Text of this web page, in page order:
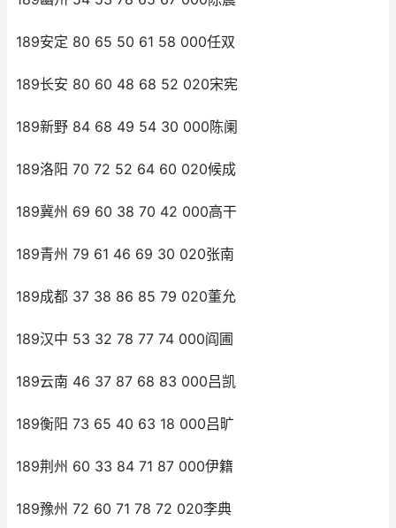
189安定 80 65 50 61 58 000任双
189长安 80 60 48 68 52 020宋宪
189新野 84 68 49 54 30 000陈阑
189洛阳 70 72 52 64 60 020候成
189冀州 69 60 38 70 42 000高干
189青州 79 61 46 69 30 020张南
189成都 37 38 86 85 79 020董允
189汉中 53 32 78 77 74 000阎圃
189云南 46 37 87 68 83 000吕凯
189衡阳 73 65 40 63 18 000吕旷
189荆州 60 33 84 71 87 000伊籍
189豫州 72 60 71 78 72 020李典